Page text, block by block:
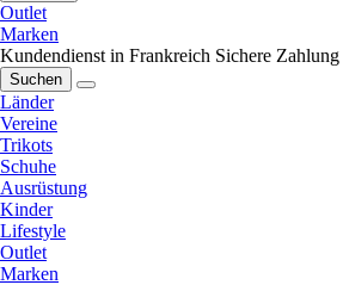
Outlet
Marken
Kundendienst in Frankreich Sichere Zahlung
Suchen
Länder
Vereine
Trikots
Schuhe
Ausrüstung
Kinder
Lifestyle
Outlet
Marken